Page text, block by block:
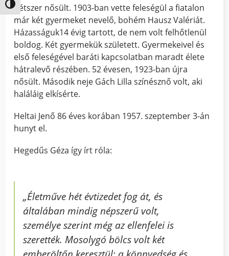
Nagy kontraszt váltása
Kétszer nősült. 1903-ban vette feleségül a fiatalon
már két gyermeket nevelő, bohém Hausz Valériát.
Házasságuk14 évig tartott, de nem volt felhőtlenül
boldog. Két gyermekük született. Gyermekeivel és
első feleségével baráti kapcsolatban maradt élete
hátralevő részében. 52 évesen, 1923-ban újra
nősült. Második neje Gách Lilla színésznő volt, aki
haláláig elkísérte.
Heltai Jenő 86 éves korában 1957. szeptember 3-án
hunyt el.
Hegedűs Géza így írt róla:
„Életműve hét évtizedet fog át, és
általában mindig népszerű volt,
személye szerint még az ellenfelei is
szerették. Mosolygó bölcs volt két